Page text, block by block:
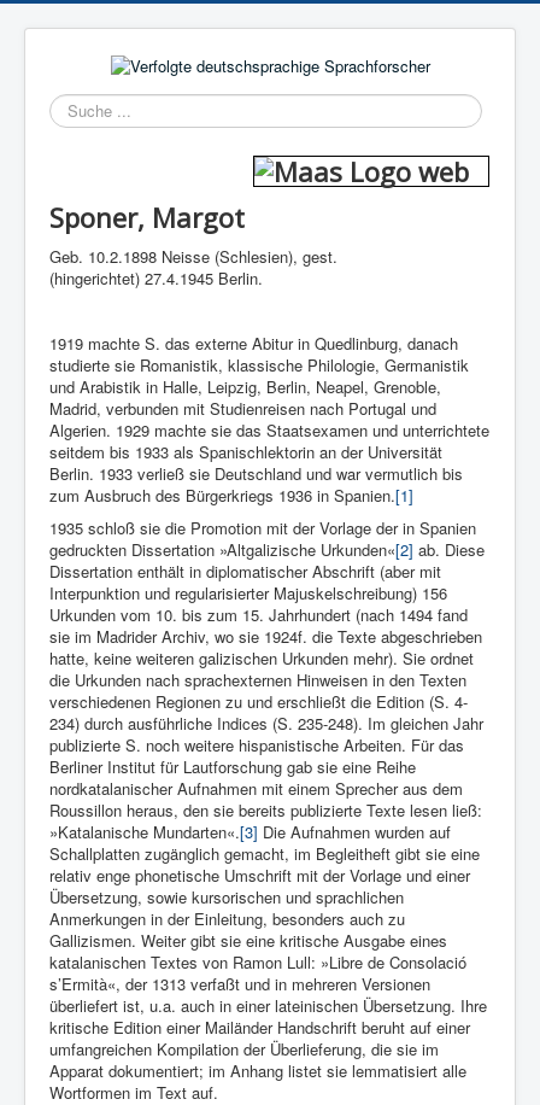
Sponer, Margot
Geb. 10.2.1898 Neisse (Schlesien), gest.
(hingerichtet) 27.4.1945 Berlin.
1919 machte S. das externe Abitur in Quedlinburg, danach
studierte sie Romanistik, klassische Philologie, Germanistik
und Arabistik in Halle, Leipzig, Berlin, Neapel, Grenoble,
Madrid, verbunden mit Studienreisen nach Portugal und
Algerien. 1929 machte sie das Staatsexamen und unterrichtete
seitdem bis 1933 als Spanischlektorin an der Universität
Berlin. 1933 verließ sie Deutschland und war vermutlich bis
zum Ausbruch des Bürgerkriegs 1936 in Spanien.[1]
1935 schloß sie die Promotion mit der Vorlage der in Spanien
gedruckten Dissertation »Altgalizische Urkunden«[2] ab. Diese
Dissertation enthält in diplomatischer Abschrift (aber mit
Interpunktion und regularisierter Majuskelschreibung) 156
Urkunden vom 10. bis zum 15. Jahrhundert (nach 1494 fand
sie im Madrider Archiv, wo sie 1924f. die Texte abgeschrieben
hatte, keine weiteren galizischen Urkunden mehr). Sie ordnet
die Urkunden nach sprachexternen Hinweisen in den Texten
verschiedenen Regionen zu und erschließt die Edition (S. 4-
234) durch ausführliche Indices (S. 235-248). Im gleichen Jahr
publizierte S. noch weitere hispanistische Arbeiten. Für das
Berliner Institut für Lautforschung gab sie eine Reihe
nordkatalanischer Aufnahmen mit einem Sprecher aus dem
Roussillon heraus, den sie bereits publizierte Texte lesen ließ:
»Katalanische Mundarten«.[3] Die Aufnahmen wurden auf
Schallplatten zugänglich gemacht, im Begleitheft gibt sie eine
relativ enge phonetische Umschrift mit der Vorlage und einer
Übersetzung, sowie kursorischen und sprachlichen
Anmerkungen in der Einleitung, besonders auch zu
Gallizismen. Weiter gibt sie eine kritische Ausgabe eines
katalanischen Textes von Ramon Lull: »Libre de Consolació
s’Ermità«, der 1313 verfaßt und in mehreren Versionen
überliefert ist, u.a. auch in einer lateinischen Übersetzung. Ihre
kritische Edition einer Mailänder Handschrift beruht auf einer
umfangreichen Kompilation der Überlieferung, die sie im
Apparat dokumentiert; im Anhang listet sie lemmatisiert alle
Wortformen im Text auf.